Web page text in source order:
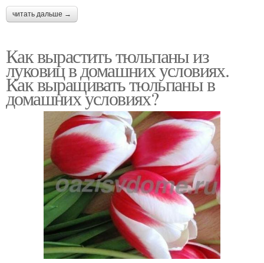
читать дальше →
Как вырастить тюльпаны из
луковиц в домашних условиях.
Как выращивать тюльпаны в
домашних условиях?